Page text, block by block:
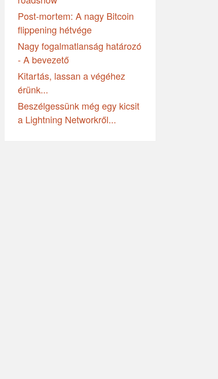
Post-mortem: A nagy Bitcoin
flippening hétvége
Nagy fogalmatlanság határozó
- A bevezető
Kitartás, lassan a végéhez
érünk...
Beszélgessünk még egy kicsit
a Lightning Networkről...